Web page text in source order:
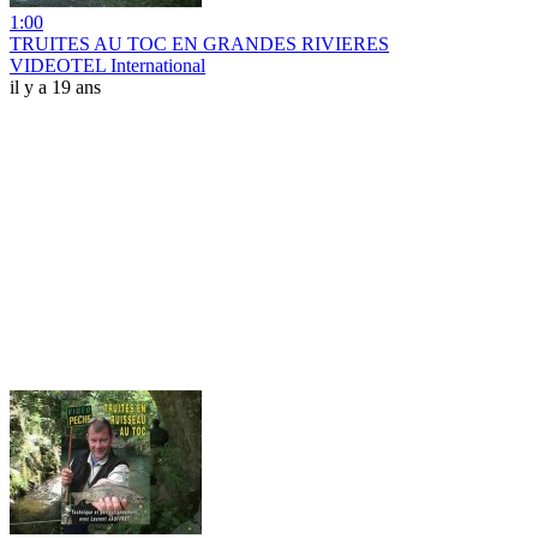
1:00
TRUITES AU TOC EN GRANDES RIVIERES
VIDEOTEL International
il y a 19 ans